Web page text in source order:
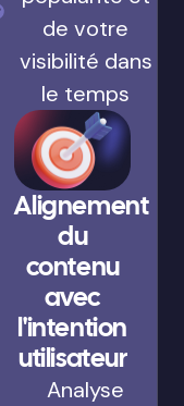
de votre
visibilité dans
le temps
Alignement
du
contenu
avec
l'intention
utilisateur
Analyse